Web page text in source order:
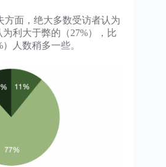
方面，绝大多数受访者认为
利大于弊的（27%），比
人数稍多一些。